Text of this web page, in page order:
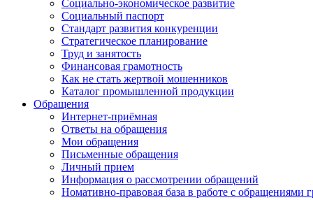
Социально-экономическое развитие
Социальный паспорт
Стандарт развития конкуренции
Стратегическое планирование
Труд и занятость
Финансовая грамотность
Как не стать жертвой мошенников
Каталог промышленной продукции
Обращения
Интернет-приёмная
Ответы на обращения
Мои обращения
Письменные обращения
Личный прием
Информация о рассмотрении обращений
Номативно-правовая база в работе с обращениями